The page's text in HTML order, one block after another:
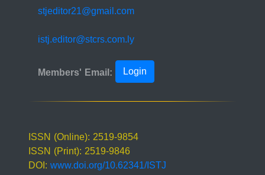
stjeditor21@gmail.com
istj.editor@stcrs.com.ly
Members' Email:
Login
ISSN (Online): 2519-9854
ISSN (Print): 2519-9846
DOI:www.doi.org/10.62341/ISTJ